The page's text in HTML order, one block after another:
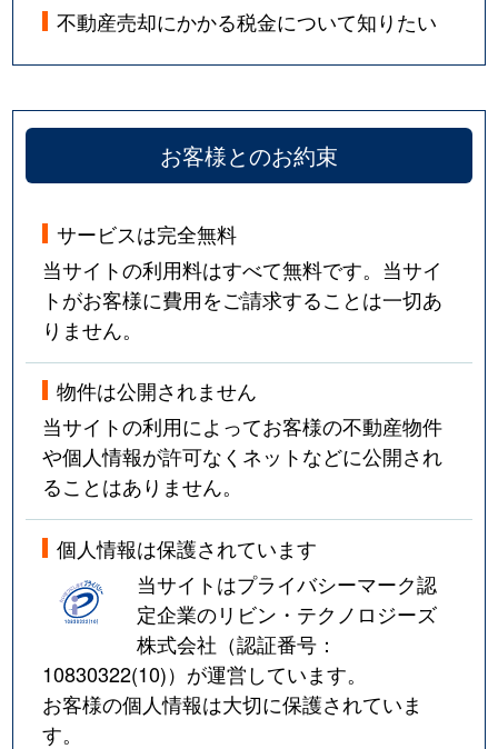
不動産売却にかかる税金について知りたい
お客様とのお約束
サービスは完全無料
当サイトの利用料はすべて無料です。当サイ
トがお客様に費用をご請求することは一切あ
りません。
物件は公開されません
当サイトの利用によってお客様の不動産物件
や個人情報が許可なくネットなどに公開され
ることはありません。
個人情報は保護されています
当サイトはプライバシーマーク認
定企業のリビン・テクノロジーズ
株式会社（認証番号：
10830322(10)）が運営しています。
お客様の個人情報は大切に保護されていま
す。